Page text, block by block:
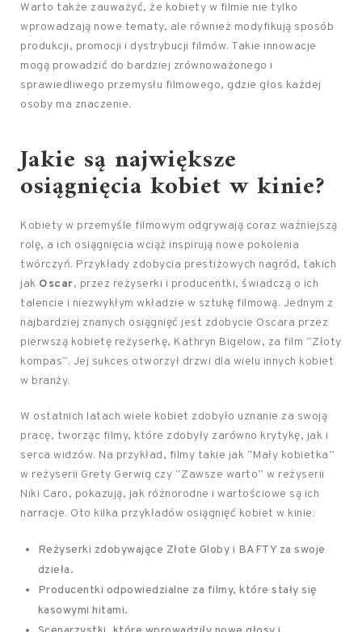
Warto także zauważyć, że kobiety w filmie nie tylko
wprowadzają nowe tematy, ale również modyfikują sposób
produkcji, promocji i dystrybucji filmów. Takie innowacje
mogą prowadzić do bardziej zrównoważonego i
sprawiedliwego przemysłu filmowego, gdzie głos każdej
osoby ma znaczenie.
Jakie są największe
osiągnięcia kobiet w kinie?
Kobiety w przemyśle filmowym odgrywają coraz ważniejszą
rolę, a ich osiągnięcia wciąż inspirują nowe pokolenia
twórczyń. Przykłady zdobycia prestiżowych nagród, takich
jak Oscar, przez reżyserki i producentki, świadczą o ich
talencie i niezwykłym wkładzie w sztukę filmową. Jednym z
najbardziej znanych osiągnięć jest zdobycie Oscara przez
pierwszą kobietę reżyserkę, Kathryn Bigelow, za film “Złoty
kompas”. Jej sukces otworzył drzwi dla wielu innych kobiet
w branży.
W ostatnich latach wiele kobiet zdobyło uznanie za swoją
pracę, tworząc filmy, które zdobyły zarówno krytykę, jak i
serca widzów. Na przykład, filmy takie jak “Mały kobietka”
w reżyserii Grety Gerwig czy “Zawsze warto” w reżyserii
Niki Caro, pokazują, jak różnorodne i wartościowe są ich
narracje. Oto kilka przykładów osiągnięć kobiet w kinie:
Reżyserki zdobywające Złote Globy i BAFTY za swoje
dzieła.
Producentki odpowiedzialne za filmy, które stały się
kasowymi hitami.